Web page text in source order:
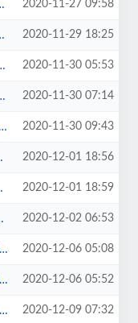
2020-11-27 09:58
2020-11-29 18:25
2020-11-30 05:53
2020-11-30 07:14
2020-11-30 09:43
2020-12-01 18:56
2020-12-01 18:59
2020-12-02 06:53
2020-12-06 05:08
2020-12-06 05:52
2020-12-09 07:32